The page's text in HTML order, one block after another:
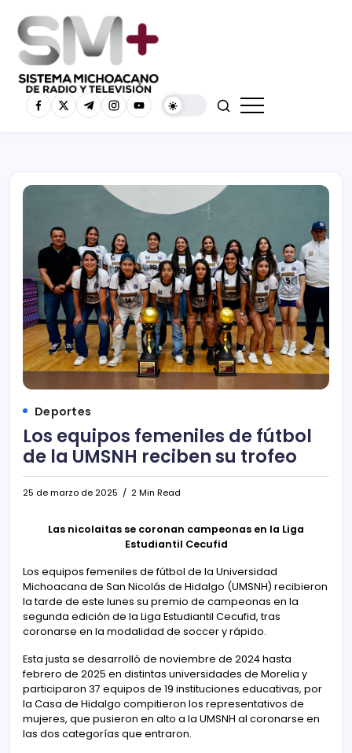
Deportes
Los equipos femeniles de fútbol
de la UMSNH reciben su trofeo
25 de marzo de 2025 2 Min Read
Las nicolaitas se coronan campeonas en la Liga
Estudiantil Cecufid
Los equipos femeniles de fútbol de la Universidad
Michoacana de San Nicolás de Hidalgo (UMSNH) recibieron
la tarde de este lunes su premio de campeonas en la
segunda edición de la Liga Estudiantil Cecufid, tras
coronarse en la modalidad de soccer y rápido.
Esta justa se desarrolló de noviembre de 2024 hasta
febrero de 2025 en distintas universidades de Morelia y
participaron 37 equipos de 19 instituciones educativas, por
la Casa de Hidalgo compitieron los representativos de
mujeres, que pusieron en alto a la UMSNH al coronarse en
las dos categorías que entraron.